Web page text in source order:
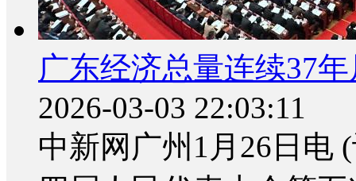
广东经济总量连续37
2026-03-03 22:03:11
中新网广州1月26日电